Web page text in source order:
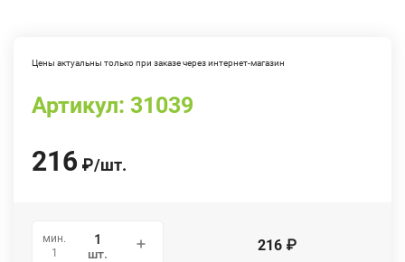
Цены актуальны только при заказе через интернет-магазин
Артикул: 31039
216 ₽/шт.
мин.
1
шт. 216 ₽